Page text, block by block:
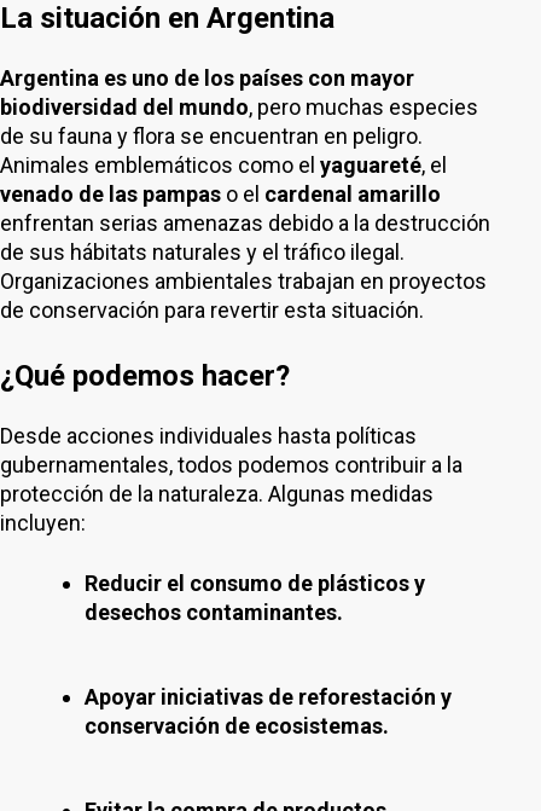
La situación en Argentina
Argentina es uno de los países con mayor
biodiversidad del mundo, pero muchas especies
de su fauna y flora se encuentran en peligro.
Animales emblemáticos como el yaguareté, el
venado de las pampas o el cardenal amarillo
enfrentan serias amenazas debido a la destrucción
de sus hábitats naturales y el tráfico ilegal.
Organizaciones ambientales trabajan en proyectos
de conservación para revertir esta situación.
¿Qué podemos hacer?
Desde acciones individuales hasta políticas
gubernamentales, todos podemos contribuir a la
protección de la naturaleza. Algunas medidas
incluyen:
Reducir el consumo de plásticos y
desechos contaminantes.
Apoyar iniciativas de reforestación y
conservación de ecosistemas.